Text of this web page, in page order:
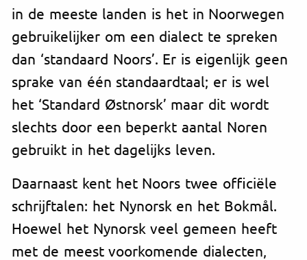
in de meeste landen is het in Noorwegen
gebruikelijker om een dialect te spreken
dan ‘standaard Noors’. Er is eigenlijk geen
sprake van één standaardtaal; er is wel
het ‘Standard Østnorsk’ maar dit wordt
slechts door een beperkt aantal Noren
gebruikt in het dagelijks leven.
Daarnaast kent het Noors twee officiële
schrijftalen: het Nynorsk en het Bokmål.
Hoewel het Nynorsk veel gemeen heeft
met de meest voorkomende dialecten,